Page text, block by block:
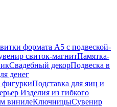
формата А5 с подвеской-
свиток-магнитПамятка-
Свадебный декорПодвеска в
денег
Подставка для яиц и
Изделия из гибкого
винилеКлючницыСувенир